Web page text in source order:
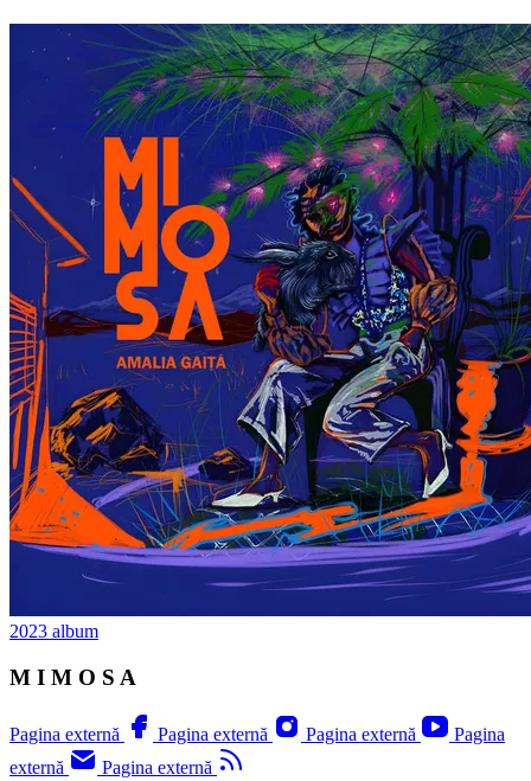
2023 album
M I M O S A
Pagina externă Pagina externă Pagina externă
Pagina
externă
Pagina externă